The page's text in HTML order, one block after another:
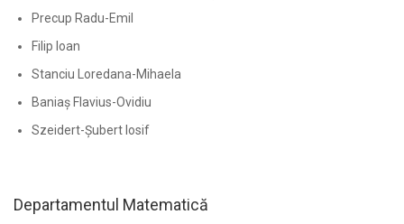
Precup Radu-Emil
Filip Ioan
Stanciu Loredana-Mihaela
Baniaș Flavius-Ovidiu
Szeidert-Șubert Iosif
Departamentul Matematică